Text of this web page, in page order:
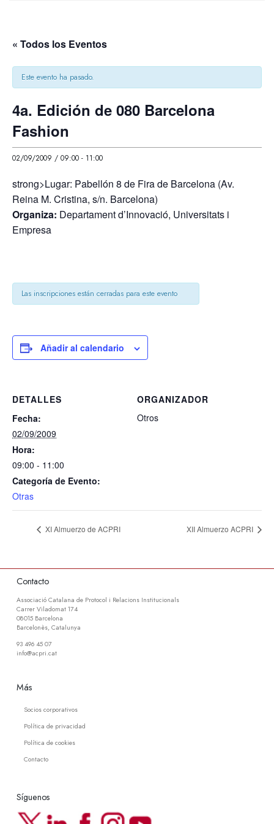
« Todos los Eventos
Este evento ha pasado.
4a. Edición de 080 Barcelona
Fashion
02/09/2009 / 09:00 - 11:00
strong>Lugar: Pabellón 8 de Fira de Barcelona (Av.
Reina M. Cristina, s/n. Barcelona)
Organiza: Departament d’Innovació, Universitats i
Empresa
Las inscripciones están cerradas para este evento
Añadir al calendario
DETALLES
Fecha:
02/09/2009
Hora:
09:00 - 11:00
Categoría de Evento:
Otras
ORGANIZADOR
Otros
XI Almuerzo de ACPRI XII Almuerzo ACPRI
Contacto
Associació Catalana de Protocol i Relacions Institucionals
Carrer Viladomat 174
08015 Barcelona
Barcelonès, Catalunya
93 496 45 07
info@acpri.cat
Más
Socios corporativos
Política de privacidad
Política de cookies
Contacto
Síguenos